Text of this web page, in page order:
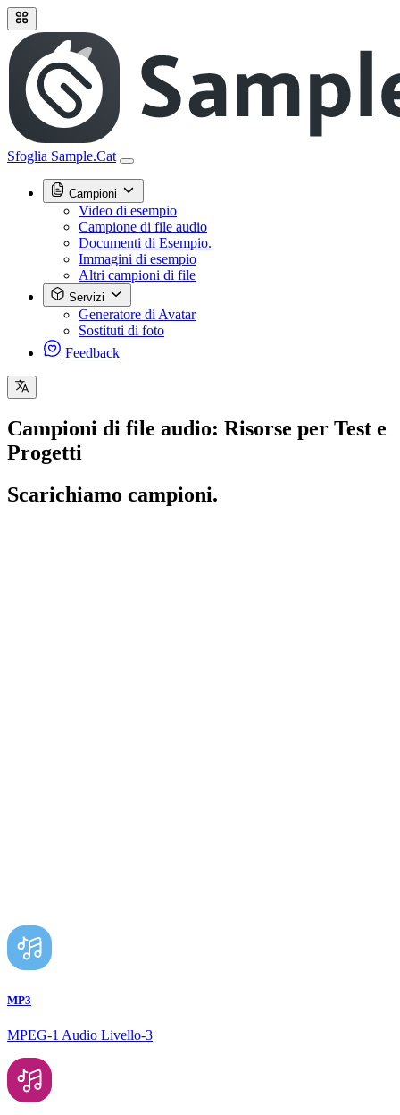
Sfoglia Sample.Cat
Campioni
Video di esempio
Campione di file audio
Documenti di Esempio.
Immagini di esempio
Altri campioni di file
Servizi
Generatore di Avatar
Sostituti di foto
Feedback
Campioni di file audio: Risorse per Test e
Progetti
Scarichiamo campioni.
MP3
MPEG-1 Audio Livello-3